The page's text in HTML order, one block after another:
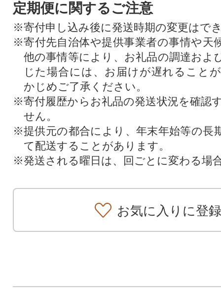
定期便に関するご注意
※寄付申し込み後に発送時期の変更はで
※寄付先自治体や提供事業者の事情や天
他の事情等により、お礼品の調達およ
じた場合には、お届けが遅れること
かじめご了承ください。
※寄付履歴からお礼品の発送状況を確認
せん。
※提供元の都合により、年末年始等の長
て配送することがあります。
※発送される曜日は、回ごとに変わる場
お気に入りに登録